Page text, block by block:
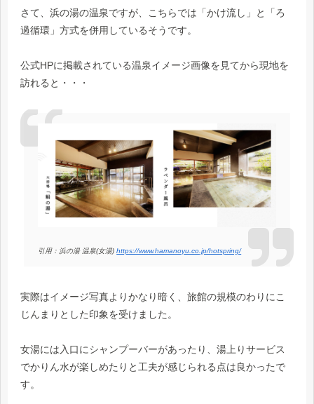
さて、浜の湯の温泉ですが、こちらでは「かけ流し」と「ろ
過循環」方式を併用しているそうです。
公式HPに掲載されている温泉イメージ画像を見てから現地を
訪れると・・・
引用：浜の湯 温泉(女湯)https://www.hamanoyu.co.jp/hotspring/
実際はイメージ写真よりかなり暗く、旅館の規模のわりにこ
じんまりとした印象を受けました。
女湯には入口にシャンプーバーがあったり、湯上りサービス
でかりん水が楽しめたりと工夫が感じられる点は良かったで
す。